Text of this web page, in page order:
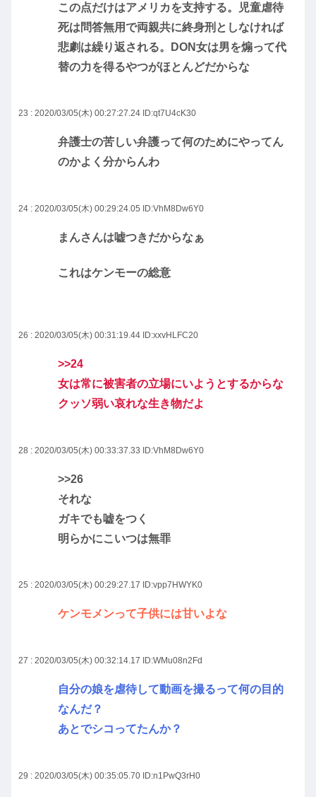
この点だけはアメリカを支持する。児童虐待
死は問答無用で両親共に終身刑としなければ
悲劇は繰り返される。DON女は男を煽って代
替の力を得るやつがほとんどだからな
23 : 2020/03/05(木) 00:27:27.24 ID:qt7U4cK30
弁護士の苦しい弁護って何のためにやってん
のかよく分からんわ
24 : 2020/03/05(木) 00:29:24.05 ID:VhM8Dw6Y0
まんさんは嘘つきだからなぁ
これはケンモーの総意
26 : 2020/03/05(木) 00:31:19.44 ID:xxvHLFC20
>>24
女は常に被害者の立場にいようとするからな
クッソ弱い哀れな生き物だよ
28 : 2020/03/05(木) 00:33:37.33 ID:VhM8Dw6Y0
>>26
それな
ガキでも嘘をつく
明らかにこいつは無罪
25 : 2020/03/05(木) 00:29:27.17 ID:vpp7HWYK0
ケンモメンって子供には甘いよな
27 : 2020/03/05(木) 00:32:14.17 ID:WMu08n2Fd
自分の娘を虐待して動画を撮るって何の目的
なんだ？
あとでシコってたんか？
29 : 2020/03/05(木) 00:35:05.70 ID:n1PwQ3rH0